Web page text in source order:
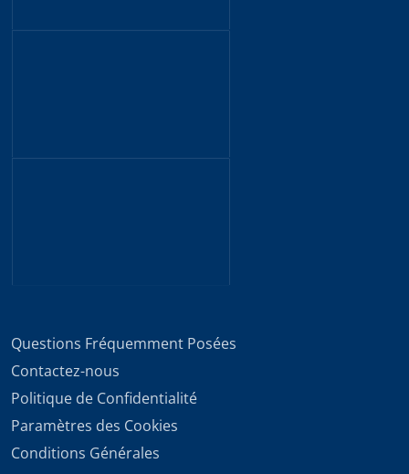
Questions Fréquemment Posées
Contactez-nous
Politique de Confidentialité
Paramètres des Cookies
Conditions Générales